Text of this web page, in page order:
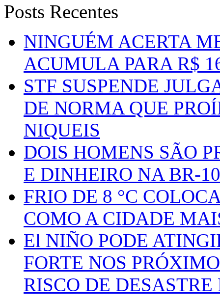
Posts Recentes
NINGUÉM ACERTA
ACUMULA PARA R$
STF SUSPENDE
DE NORMA QUE
NIQUEIS
DOIS HOMENS SÃO
E DINHEIRO NA BR-
FRIO DE 8 °C
COMO A CIDADE
El NIÑO PODE
FORTE NOS
RISCO DE